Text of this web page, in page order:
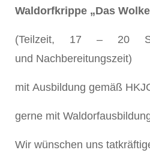
Waldorfkrippe „Das
(Teilzeit, 17 – 20
und Nachbereitungszeit)
mit Ausbildung gemäß
gerne mit
Wir wünschen uns